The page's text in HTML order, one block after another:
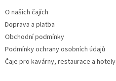
O našich čajích
Doprava a platba
Obchodní podmínky
Podmínky ochrany osobních údajů
Čaje pro kavárny, restaurace a hotely